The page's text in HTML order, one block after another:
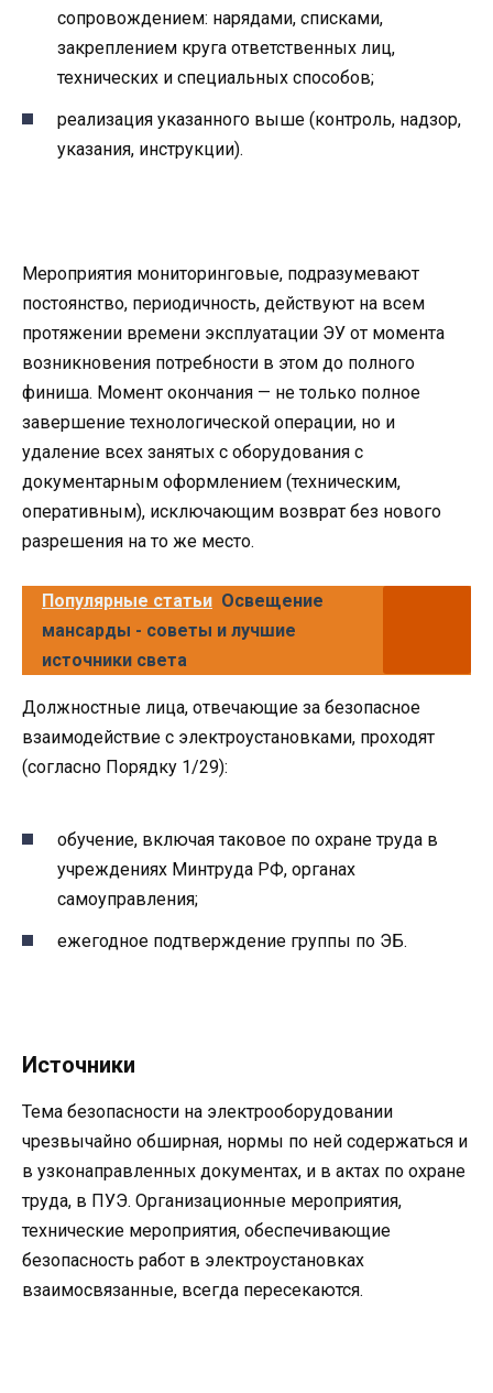
сопровождением: нарядами, списками,
закреплением круга ответственных лиц,
технических и специальных способов;
реализация указанного выше (контроль, надзор,
указания, инструкции).
Мероприятия мониторинговые, подразумевают
постоянство, периодичность, действуют на всем
протяжении времени эксплуатации ЭУ от момента
возникновения потребности в этом до полного
финиша. Момент окончания — не только полное
завершение технологической операции, но и
удаление всех занятых с оборудования с
документарным оформлением (техническим,
оперативным), исключающим возврат без нового
разрешения на то же место.
Популярные статьи Освещение
мансарды - советы и лучшие
источники света
Должностные лица, отвечающие за безопасное
взаимодействие с электроустановками, проходят
(согласно Порядку 1/29):
обучение, включая таковое по охране труда в
учреждениях Минтруда РФ, органах
самоуправления;
ежегодное подтверждение группы по ЭБ.
Источники
Тема безопасности на электрооборудовании
чрезвычайно обширная, нормы по ней содержаться и
в узконаправленных документах, и в актах по охране
труда, в ПУЭ. Организационные мероприятия,
технические мероприятия, обеспечивающие
безопасность работ в электроустановках
взаимосвязанные, всегда пересекаются.